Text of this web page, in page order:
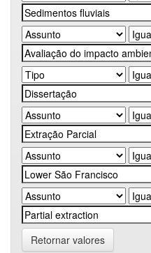
Retornar valores